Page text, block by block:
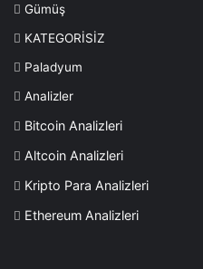
Gümüş
KATEGORİSİZ
Paladyum
Analizler
Bitcoin Analizleri
Altcoin Analizleri
Kripto Para Analizleri
Ethereum Analizleri